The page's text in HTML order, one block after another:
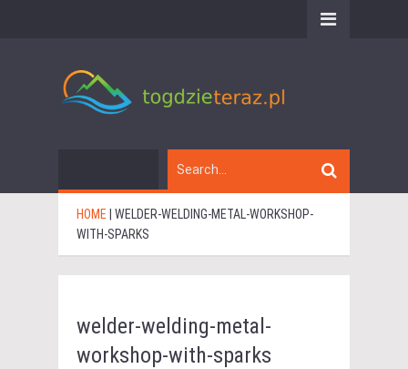
HOME
WELDER-WELDING-METAL-WORKSHOP-
WITH-SPARKS
welder-welding-metal-
workshop-with-sparks